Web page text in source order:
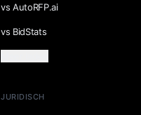
vs AutoRFP.ai
vs BidStats
JURIDISCH